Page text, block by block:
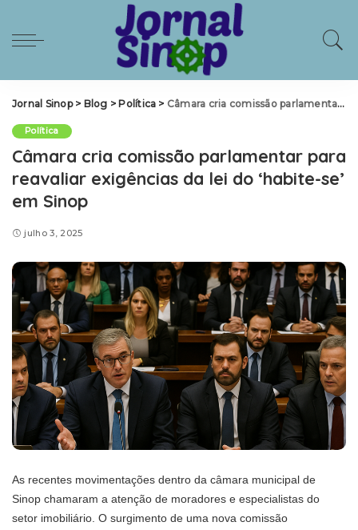
Jornal Sinop> Blog > Política > Câmara cria comissão parlamentar para reavaliar exigências da lei do ‘habite-se’ em Sinop
Política
Câmara cria comissão parlamentar para
reavaliar exigências da lei do ‘habite-se’
em Sinop
julho 3, 2025
As recentes movimentações dentro da câmara municipal de
Sinop chamaram a atenção de moradores e especialistas do
setor imobiliário. O surgimento de uma nova comissão